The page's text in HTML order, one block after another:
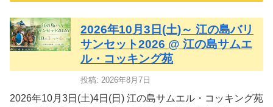
2026年10月3日(土)～ 江の島バリ
サンセット2026 @ 江の島サムエ
ル・コッキング苑
投稿: 2026年8月7日
2026年10月3日(土)4日(日) 江の島サムエル・コッキング苑